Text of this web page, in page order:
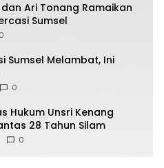
Ari Tonang Ramaikan
Sumsel
0
Sumsel Melambat, Ini
0
Hukum Unsri Kenang
28 Tahun Silam
0